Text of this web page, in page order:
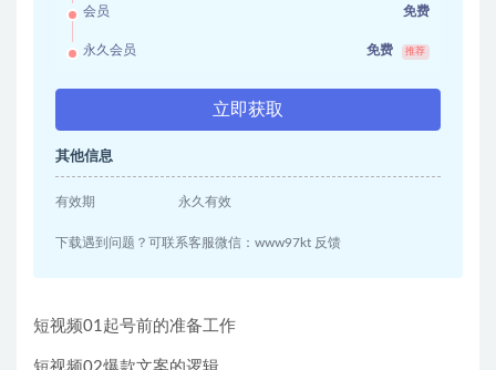
会员 免费
永久会员 免费 推荐
立即获取
其他信息
有效期 永久有效
下载遇到问题？可联系客服微信：www97kt 反馈
短视频01起号前的准备工作